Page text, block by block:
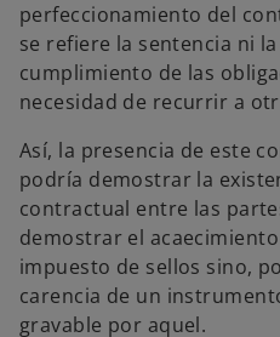
perfeccionamiento del
se refiere la sentencia ni
cumplimiento de las
necesidad de recurrir a
Así, la presencia de este
podría demostrar la
contractual entre las
demostrar el
impuesto de sellos sino,
carencia de un
gravable por aquel.